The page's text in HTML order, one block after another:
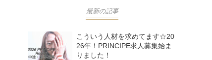
最新の記事
こういう人材を求めてます☆20
26年！PRINCIPE求人募集始ま
りました！